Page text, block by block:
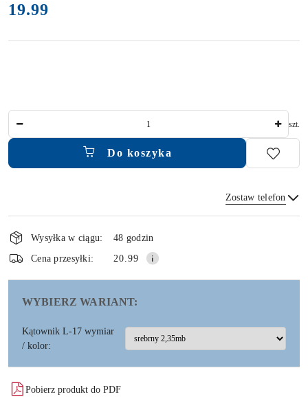
Cena:
19.99
szt.
Do koszyka
Zostaw telefon
Wyślij
Dostępność
i
dostawa
Wysyłka w ciągu:
48 godzin
Cena przesyłki:
20.99
WYBIERZ WARIANT:
Kątownik L-17 wymiar
/ kolor:
Pobierz produkt do PDF